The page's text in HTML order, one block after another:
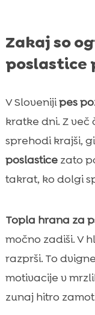
Zakaj so
poslastice
V Slovenijipes
kratke dni. Z več
sprehodi krajši,
poslasticezato
takrat, ko dolgi
Topla hrana za
močno zadiši. V
razprši. To
motivacije v
zunaj hitro